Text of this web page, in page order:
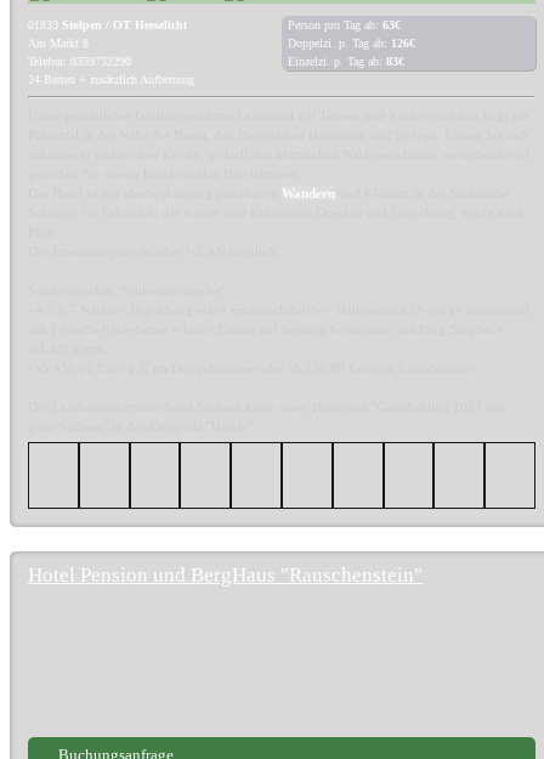
01833 Stolpen / OT Heeselicht
Am Markt 8
Telefon: 0359732290
24 Betten + zusätzlich Aufbettung
Person pro Tag ab: 63€
Doppelzi. p. Tag ab: 126€
Einzelzi. p. Tag ab: 83€
Wandern
Hotel Pension und BergHaus "Rauschenstein"
Buchungsanfrage